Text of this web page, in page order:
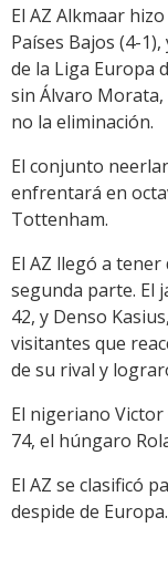
El AZ Alkmaar
Países Bajos (4-
de la Liga Europa
sin Álvaro
no la eliminación.
El conjunto
enfrentará en
Tottenham.
El AZ llegó a
segunda parte. El
42, y Denso
visitantes que
de su rival y
El nigeriano
74, el húngaro
El AZ se clasificó
despide de Europa.